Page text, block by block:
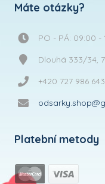
Máte otázky?
PO - PÁ: 09:00 -
Dlouhá 333/34,
+420 727 986 643
Platební metody